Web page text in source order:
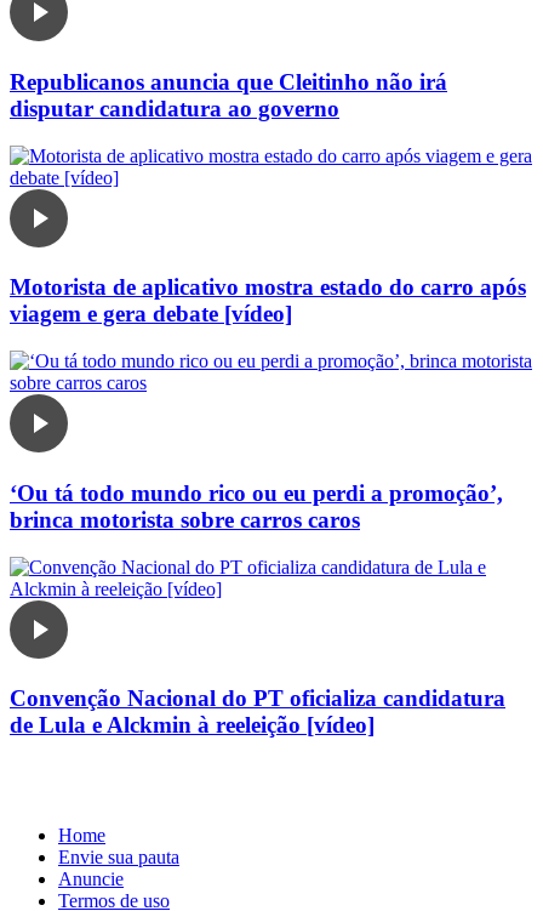
Republicanos anuncia que Cleitinho não irá
disputar candidatura ao governo
Motorista de aplicativo mostra estado do carro após
viagem e gera debate [vídeo]
‘Ou tá todo mundo rico ou eu perdi a promoção’,
brinca motorista sobre carros caros
Convenção Nacional do PT oficializa candidatura
de Lula e Alckmin à reeleição [vídeo]
Home
Envie sua pauta
Anuncie
Termos de uso